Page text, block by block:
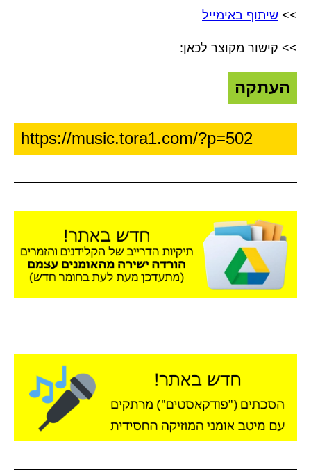
>> שיתוף באימייל
>> קישור מקוצר לכאן:
העתקה